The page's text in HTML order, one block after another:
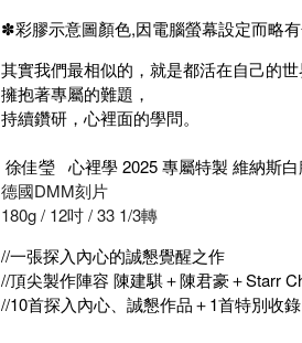
✽彩膠示意圖顏色,因電腦螢幕設定而略
其實我們最相似的，就是都活在自己的
擁抱著專屬的難題，
持續鑽研，心裡面的學問。
徐佳瑩 心裡學 2025 專屬特製 維納斯
德國DMM刻片
180g / 12吋 / 33 1/3轉
//一張探入內心的誠懇覺醒之作
//頂尖製作陣容 陳建騏＋陳君豪＋Starr
//10首探入內心、誠懇作品＋1首特別收